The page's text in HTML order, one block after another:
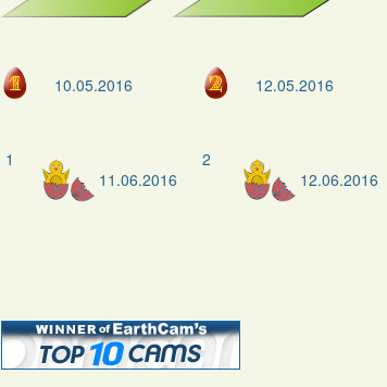
10.05.2016 12.05.2016
1
11.06.2016
2
12.06.2016